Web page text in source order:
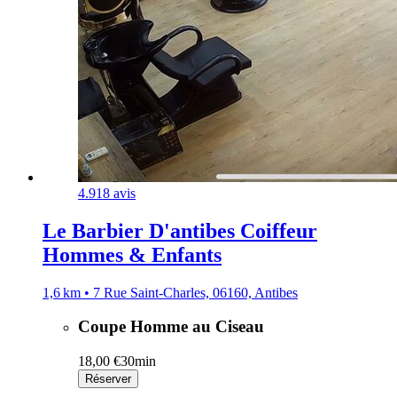
4.918 avis
Le Barbier D'antibes Coiffeur
Hommes & Enfants
1,6 km • 7 Rue Saint-Charles, 06160, Antibes
Coupe Homme au Ciseau
18,00 €30min
Réserver